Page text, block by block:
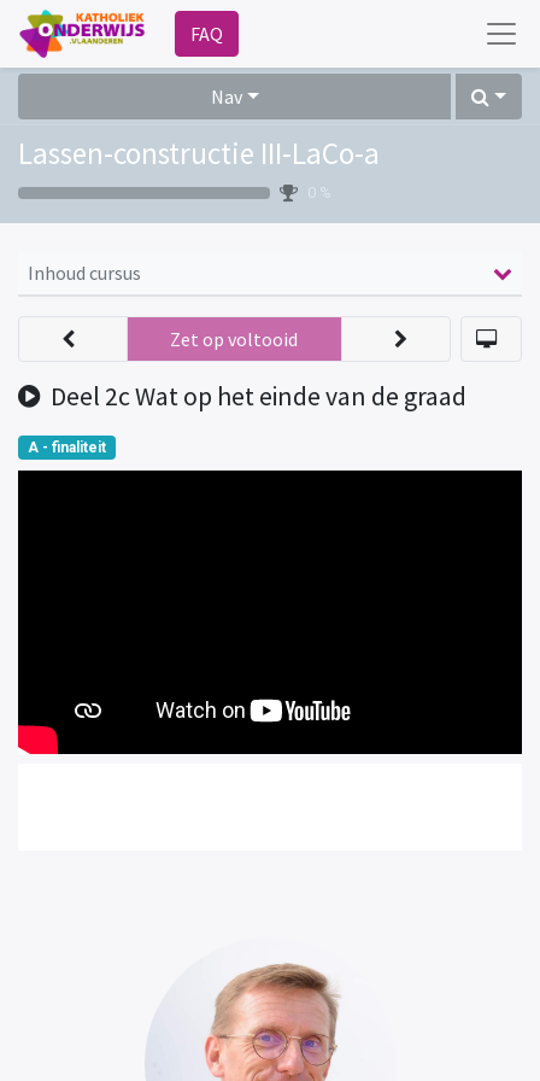
FAQ
Nav
Lassen-constructie III-LaCo-a
0 %
Inhoud cursus
Deel 2c Wat op het einde van de graad
Zet op voltooid
A - finaliteit